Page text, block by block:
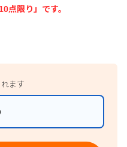
点限り」です。
ます